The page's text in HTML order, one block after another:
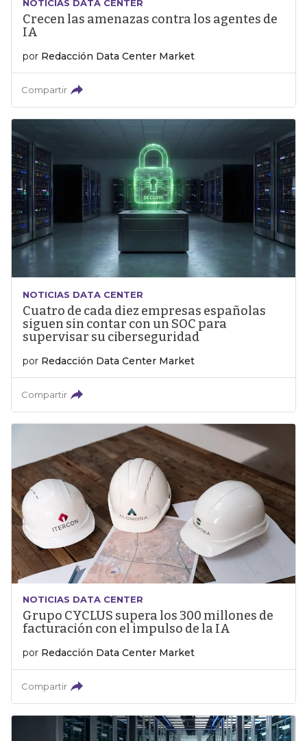
NOTICIAS DATA CENTER
Crecen las amenazas contra los agentes de
IA
por Redacción Data Center Market
Compartir
NOTICIAS DATA CENTER
Cuatro de cada diez empresas españolas
siguen sin contar con un SOC para
supervisar su ciberseguridad
por Redacción Data Center Market
Compartir
NOTICIAS DATA CENTER
Grupo CYCLUS supera los 300 millones de
facturación con el impulso de la IA
por Redacción Data Center Market
Compartir